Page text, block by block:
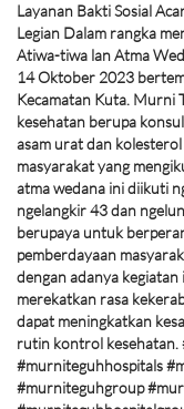
Layanan Bakti Sosial
Legian Dalam rangka
Atiwa-tiwa lan Atma
14 Oktober 2023
Kecamatan Kuta. Murni
kesehatan berupa
asam urat dan
masyarakat yang
atma wedana ini diikuti
ngelangkir 43 dan
berupaya untuk
pemberdayaan
dengan adanya kegiatan
merekatkan rasa
dapat meningkatkan
rutin kontrol
#murniteguhhospitals
#murniteguhgroup